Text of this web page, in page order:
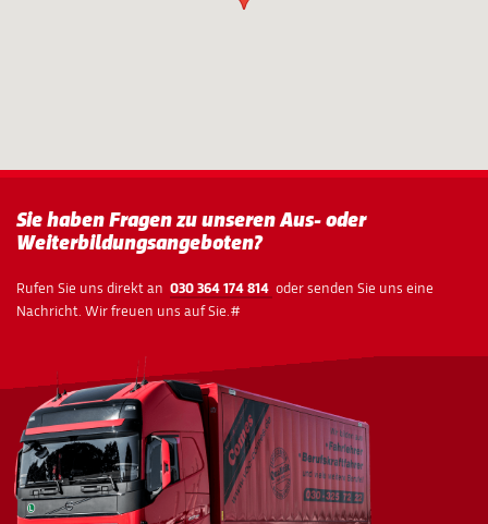
Sie haben Fragen zu unseren Aus- oder
Weiterbildungsangeboten?
Rufen Sie uns direkt an 030 364 174 814 oder senden Sie uns eine
Nachricht. Wir freuen uns auf Sie.#